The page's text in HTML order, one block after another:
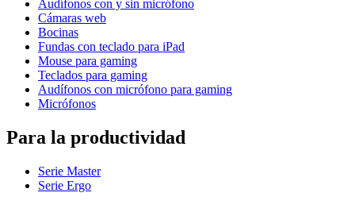
Audífonos con y sin micrófono
Cámaras web
Bocinas
Fundas con teclado para iPad
Mouse para gaming
Teclados para gaming
Audífonos con micrófono para gaming
Micrófonos
Para la productividad
Serie Master
Serie Ergo